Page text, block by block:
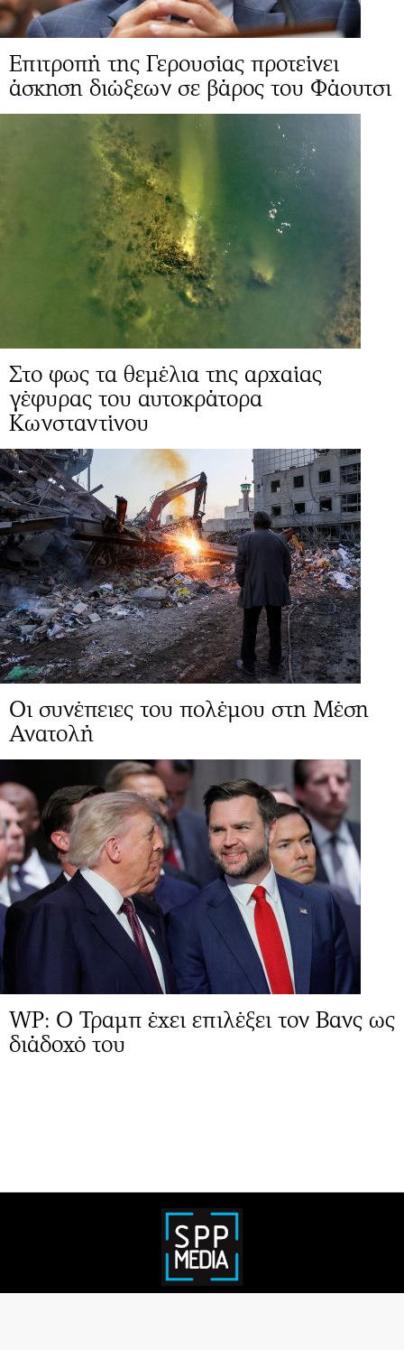
Επιτροπή της Γερουσίας προτείνει
άσκηση διώξεων σε βάρος του Φάουτσι
Στο φως τα θεμέλια της αρχαίας
γέφυρας του αυτοκράτορα
Κωνσταντίνου
Οι συνέπειες του πολέμου στη Μέση
Ανατολή
WP: Ο Τραμπ έχει επιλέξει τον Βανς ως
διάδοχό του